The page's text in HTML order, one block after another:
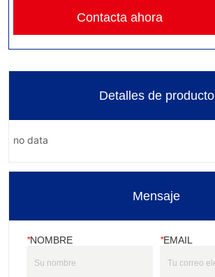
Contacta ahora
Detalles de producto
no data
Mensaje
*NOMBRE *EMAIL